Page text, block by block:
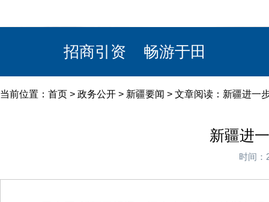
招商引资 畅游于田
当前位置： 首页 > 政务公开 > 新疆要闻 > 文章阅读：新疆进一
新疆进
时间：